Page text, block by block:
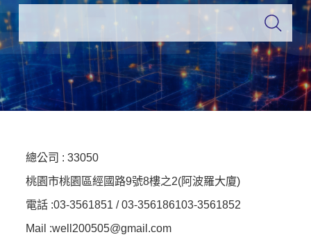
總公司 : 33050
桃園市桃園區經國路9號8樓之2(阿波羅大廈)
電話 :03-3561851 / 03-356186103-3561852
Mail :well200505@gmail.com